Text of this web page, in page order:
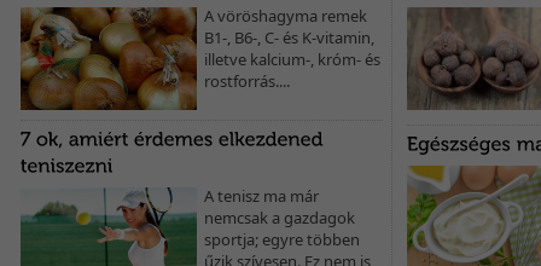
A vöröshagyma remek
B1-, B6-, C- és K-vitamin,
illetve kalcium-, króm- és
rostforrás....
A tenisz ma már
nemcsak a gazdagok
sportja; egyre többen
űzik szívesen. Ez nem is